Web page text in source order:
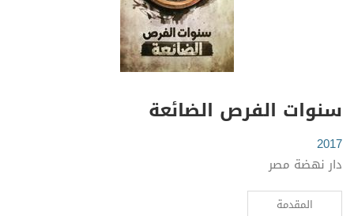
سنوات الفرص الضائعة
2017
دار نهضة مصر
المقدمة